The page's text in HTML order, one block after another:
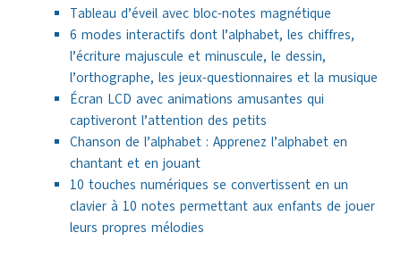
Tableau d’éveil avec bloc-notes magnétique
6 modes interactifs dont l’alphabet, les chiffres,
l’écriture majuscule et minuscule, le dessin,
l’orthographe, les jeux-questionnaires et la musique
Écran LCD avec animations amusantes qui
captiveront l’attention des petits
Chanson de l’alphabet : Apprenez l’alphabet en
chantant et en jouant
10 touches numériques se convertissent en un
clavier à 10 notes permettant aux enfants de jouer
leurs propres mélodies